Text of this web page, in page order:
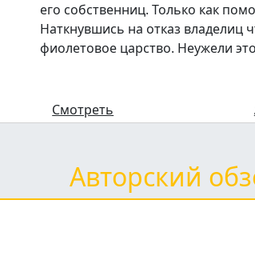
его собственниц. Только как
Наткнувшись на отказ владелиц
фиолетовое царство. Неужели
Смотреть
Авторский